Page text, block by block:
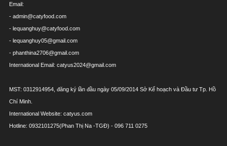
Email:
- admin@catyfood.com
- lequanghuy@catyfood.com
- lequanghuy05@gmail.com
- phanthina2706@gmail.com
International Email: catyus2024@gmail.com
MST: 0312914954, đăng ký lần đầu ngày 05/09/2014 Sở Kế hoạch và Đầu tư Tp. Hồ
Chí Minh.
International Website: catyus.com
Hotline: 0932101275(Phan Thị Na -TGĐ) - 096 711 0275